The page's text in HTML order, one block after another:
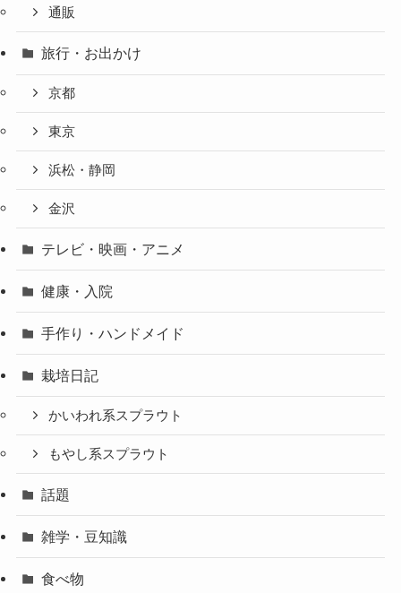
通販
旅行・お出かけ
京都
東京
浜松・静岡
金沢
テレビ・映画・アニメ
健康・入院
手作り・ハンドメイド
栽培日記
かいわれ系スプラウト
もやし系スプラウト
話題
雑学・豆知識
食べ物